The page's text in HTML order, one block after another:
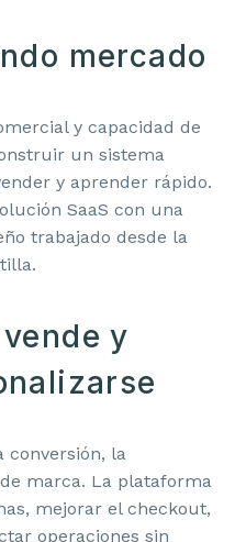
mercado
y capacidad de
un sistema
y aprender rápido.
SaaS con una
trabajado desde la
y
conversión, la
marca. La plataforma
mejorar el checkout,
operaciones sin